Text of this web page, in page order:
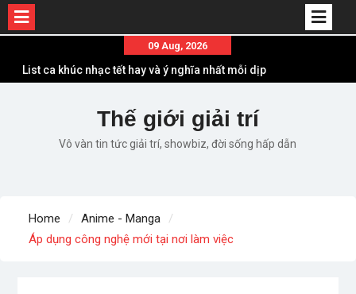
content
09 Aug, 2026
List ca khúc nhạc tết hay và ý nghĩa nhất mỗi dịp
xuân về
“ngoạn mục” với triệu view
Những ca khúc nhạc xuân “sặc mùi” quảng cáo
nhưng vẫn ấn tượng
TP – Full lyrics bản chuẩn
Thế giới giải trí
Vô vàn tin tức giải trí, showbiz, đời sống hấp dẫn
Home
Anime - Manga
Áp dụng công nghệ mới tại nơi làm việc